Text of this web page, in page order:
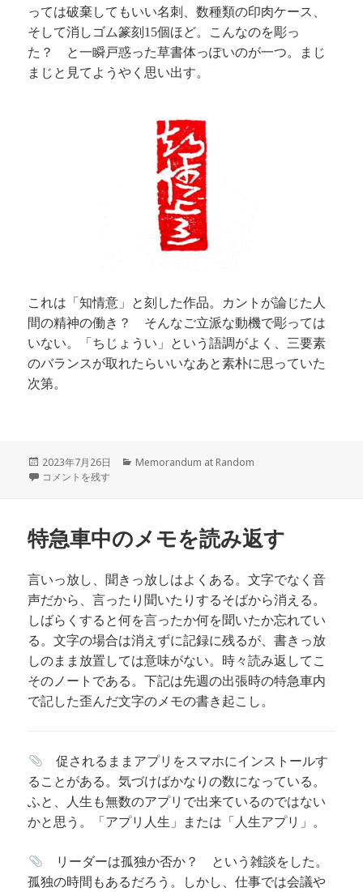
っては破棄してもいい名刺、数種類の印肉ケース、
そして消しゴム篆刻15個ほど。こんなのを彫っ
た？ と一瞬戸惑った草書体っぽいのが一つ。まじ
まじと見てようやく思い出す。
これは「知情意」と刻した作品。カントが論じた人
間の精神の働き？ そんなご立派な動機で彫っては
いない。「ちじょうい」という語調がよく、三要素
のバランスが取れたらいいなあと素朴に思っていた
次第。
投
稿
2023年7月26日
カ
Memorandum at Random
天神祭とエトセトラ に
コメントを残す
特急車中のメモを読み返す
言いっ放し、聞きっ放しはよくある。文字でなく音
声だから、言ったり聞いたりするそばから消える。
しばらくすると何を言ったか何を聞いたか忘れてい
る。文字の場合は消えずに記録に残るが、書きっ放
しのまま放置しては意味がない。時々読み返してこ
そのノートである。下記は先週の出張時の特急車内
で記した歪んだ文字のメモの書き起こし。
促されるままアプリをスマホにインストールす
ることがある。気づけばかなりの数になっている。
ふと、人生も無数のアプリで出来ているのではない
かと思う。「アプリ人生」または「人生アプリ」。
リーダーは孤独か否か？ という雑談をした。
孤独の時間もあるだろう。しかし、仕事では会議や